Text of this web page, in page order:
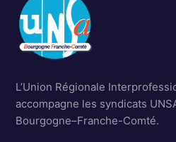
L’Union Régionale
accompagne les syndicats
Bourgogne–Franche-Comté.